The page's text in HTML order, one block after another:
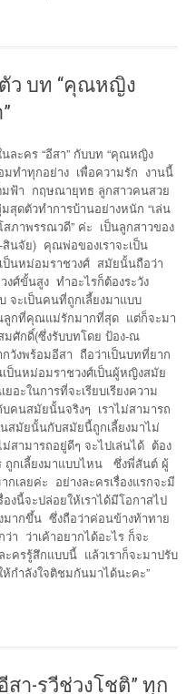
ว บท “คุณหญิง
ละคร “อีสา” กับบท “คุณหญิง
มทำทุกอย่าง เพื่อความรัก งานนี้
มฟ้า กฤษณายุทธ ลูกสาวคนสวย
ดตัวทำการบ้านอย่างหนัก “เล่น
สภาพรรณวดี” ค่ะ เป็นลูกสาวของ
นจัย) คุณพ่อของเราจะเป็น
ป็นหม่อมราชวงศ์ สมัยนั้นถือว่า
งศ์ขั้นสูง ทำอะไรก็ต้องระวัง
จะเป็นคนที่ถูกเลี้ยงมาแบบ
ลูกที่คุณแม่รักมากที่สุด แต่ก็จะมา
ศักดิ์(ซึ่งรับบทโดย ป้อง-ณ
วังพร้อมอีสา ถือว่าเป็นบทที่ยาก
ป็นหม่อมราชวงศ์เป็นผู้หญิงสมัย
อะในการที่จะเรียบเรียงความ
คนสมัยนั้นจริงๆ เราไม่สามารถ
สมัยนั้นกับสมัยนี้ถูกเลี้ยงมาไม่
สามารถอยู่ดีๆ จะไปเล่นได้ ต้อง
ถูกเลี้ยงมาแบบไหน ซึ่งพี่สันต์ ผู้
กเลยค่ะ อย่างละครเรื่องแรกจะมี
งนี้จะปล่อยให้เราได้มีโอกาสไป
มากขึ้น ซึ่งถือว่าค่อนข้างท้าทาย
า ว่าเค้าอยากได้อะไร ก็จะ
ครรู้สึกแบบนี้ แล้วเราก็จะมาปรับ
กำลังใจติชมกันมาได้นะคะ”
สา-รวีช่วงโชติ” ทุก